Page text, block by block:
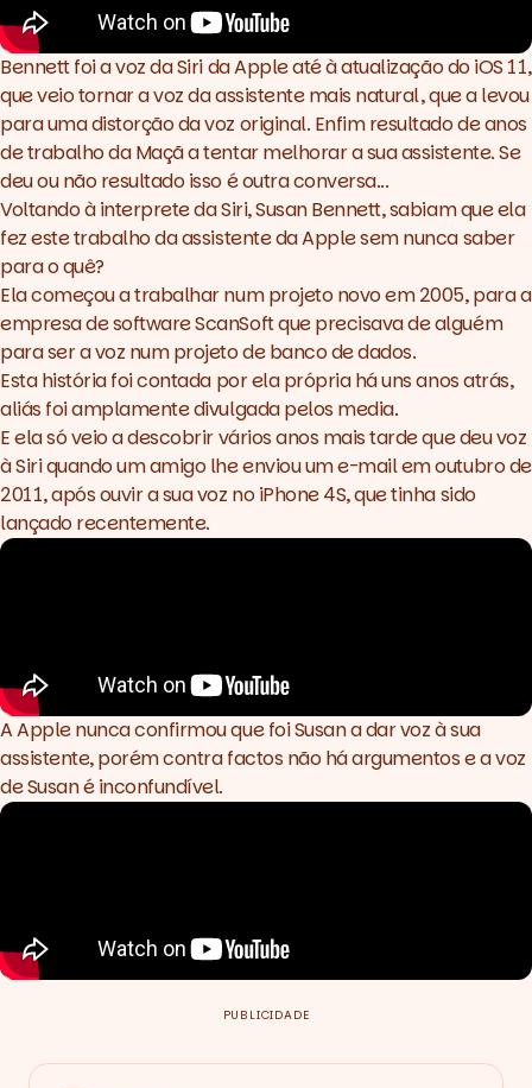
Bennett foi a voz da Siri da Apple até à atualização do iOS 11,
que veio tornar a voz da assistente mais natural, que a levou
para uma distorção da voz original. Enfim resultado de anos
de trabalho da Maçã a tentar melhorar a sua assistente. Se
deu ou não resultado isso é outra conversa...
Voltando à interprete da Siri, Susan Bennett, sabiam que ela
fez este trabalho da assistente da Apple sem nunca saber
para o quê?
Ela começou a trabalhar num projeto novo em 2005, para a
empresa de software ScanSoft que precisava de alguém
para ser a voz num projeto de banco de dados.
Esta história foi contada por ela própria há uns anos atrás,
aliás foiamplamente divulgada pelos media.
E ela só veio a descobrir vários anos mais tarde que deu voz
à Siri quando um amigo lhe enviou um e-mail em outubro de
2011, após ouvir a sua voz no iPhone 4S, que tinha sido
lançado recentemente.
A Apple nunca confirmou que foi Susan a dar voz à sua
assistente, porém contra factos não há argumentos e a voz
de Susan é inconfundível.
PUBLICIDADE